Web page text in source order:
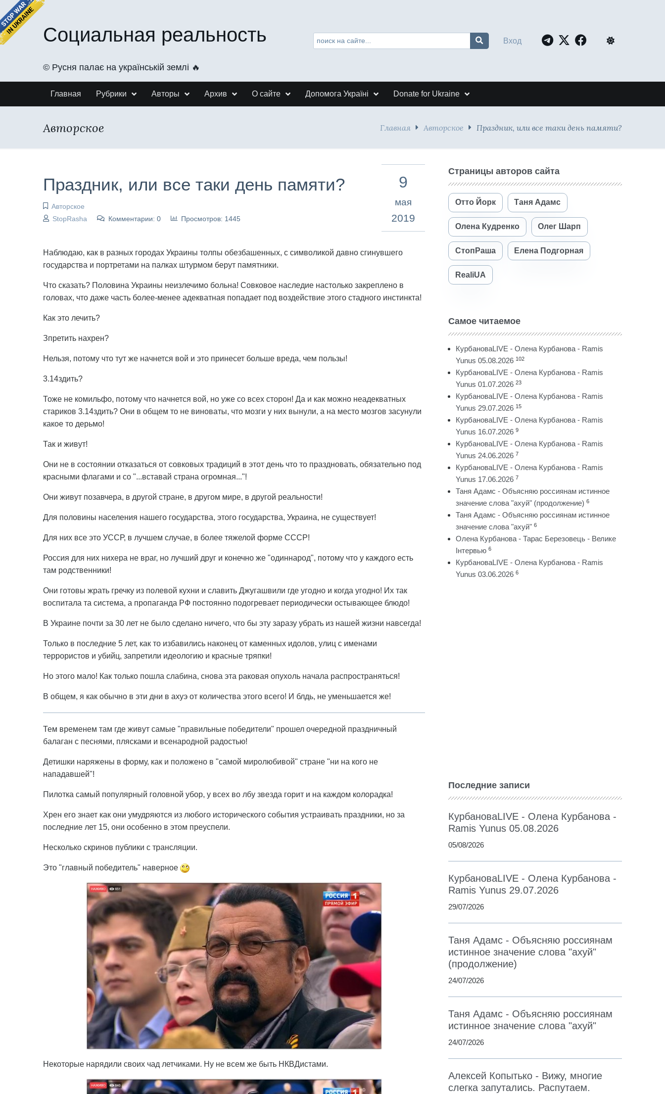
Социальная реальность
©️ Русня палає на українській землі 🔥
Вход
Главная Рубрики Авторы Архив О сайте Допомога Україні Donate for Ukraine
Авторское Главная Авторское Праздник, или все таки день памяти?
Праздник, или все таки день памяти?
Авторское
StopRasha
Комментарии: 0 Просмотров: 1445
9
мая
2019
Наблюдаю, как в разных городах Украины толпы обезбашенных, с символикой давно сгинувшего
государства и портретами на палках штурмом берут памятники.
Что сказать? Половина Украины неизлечимо больна! Совковое наследие настолько закреплено в
головах, что даже часть более-менее адекватная попадает под воздействие этого стадного инстинкта!
Как это лечить?
Зпретить нахрен?
Нельзя, потому что тут же начнется вой и это принесет больше вреда, чем пользы!
3.14здить?
Тоже не комильфо, потому что начнется вой, но уже со всех сторон! Да и как можно неадекватных
стариков 3.14здить? Они в общем то не виноваты, что мозги у них вынули, а на место мозгов засунули
какое то дерьмо!
Так и живут!
Они не в состоянии отказаться от совковых традиций в этот день что то праздновать, обязательно под
красными флагами и со "...вставай страна огромная..."!
Они живут позавчера, в другой стране, в другом мире, в другой реальности!
Для половины населения нашего государства, этого государства, Украина, не существует!
Для них все это УССР, в лучшем случае, в более тяжелой форме СССР!
Россия для них нихера не враг, но лучший друг и конечно же "одиннарод", потому что у каждого есть
там родственники!
Они готовы жрать гречку из полевой кухни и славить Джугашвили где угодно и когда угодно! Их так
воспитала та система, а пропаганда РФ постоянно подогревает периодически остывающее блюдо!
В Украине почти за 30 лет не было сделано ничего, что бы эту заразу убрать из нашей жизни навсегда!
Только в последние 5 лет, как то избавились наконец от каменных идолов, улиц с именами
террористов и убийц, запретили идеологию и красные тряпки!
Но этого мало! Как только пошла слабина, снова эта раковая опухоль начала распространяться!
В общем, я как обычно в эти дни в ахуэ от количества этого всего! И блдь, не уменьшается же!
Тем временем там где живут самые "правильные победители" прошел очередной праздничный
балаган с песнями, плясками и всенародной радостью!
Детишки наряжены в форму, как и положено в "самой миролюбивой" стране "ни на кого не
нападавшей"!
Пилотка самый популярный головной убор, у всех во лбу звезда горит и на каждом колорадка!
Хрен его знает как они умудряются из любого исторического события устраивать праздники, но за
последние лет 15, они особенно в этом преуспели.
Несколько скринов публики с трансляции.
Это "главный победитель" наверное
Некоторые нарядили своих чад летчиками. Ну не всем же быть НКВДистами.
Страницы авторов сайта
Отто Йорк Таня Адамс
Олена Кудренко Олег Шарп
СтопРаша Елена Подгорная
RealiUA
Самое читаемое
КурбановаLIVE - Олена Курбанова - Ramis
Yunus 05.08.2026 102
КурбановаLIVE - Олена Курбанова - Ramis
Yunus 01.07.2026 23
КурбановаLIVE - Олена Курбанова - Ramis
Yunus 29.07.2026 15
КурбановаLIVE - Олена Курбанова - Ramis
Yunus 16.07.2026 9
КурбановаLIVE - Олена Курбанова - Ramis
Yunus 24.06.2026 7
КурбановаLIVE - Олена Курбанова - Ramis
Yunus 17.06.2026 7
Таня Адамс - Объясняю россиянам истинное
значение слова "ахуй" (продолжение) 6
Таня Адамс - Объясняю россиянам истинное
значение слова "ахуй" 6
Олена Курбанова - Тарас Березовець - Велике
Інтервью 6
КурбановаLIVE - Олена Курбанова - Ramis
Yunus 03.06.2026 6
Последние записи
КурбановаLIVE - Олена Курбанова -
Ramis Yunus 05.08.2026
05/08/2026
КурбановаLIVE - Олена Курбанова -
Ramis Yunus 29.07.2026
29/07/2026
Таня Адамс - Объясняю россиянам
истинное значение слова "ахуй"
(продолжение)
24/07/2026
Таня Адамс - Объясняю россиянам
истинное значение слова "ахуй"
24/07/2026
Алексей Копытько - Вижу, многие
слегка запутались. Распутаем.